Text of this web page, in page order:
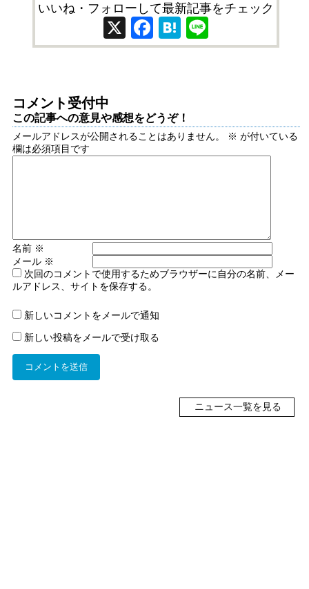
いいね・フォローして最新記事をチェック
X Facebook
Hatena
コメント受付中
この記事への意見や感想をどうぞ！
メールアドレスが公開されることはありません。 ※ が付いている
欄は必須項目です
名前 ※
メール ※
次回のコメントで使用するためブラウザーに自分の名前、メー
ルアドレス、サイトを保存する。
新しいコメントをメールで通知
新しい投稿をメールで受け取る
ニュース一覧を見る